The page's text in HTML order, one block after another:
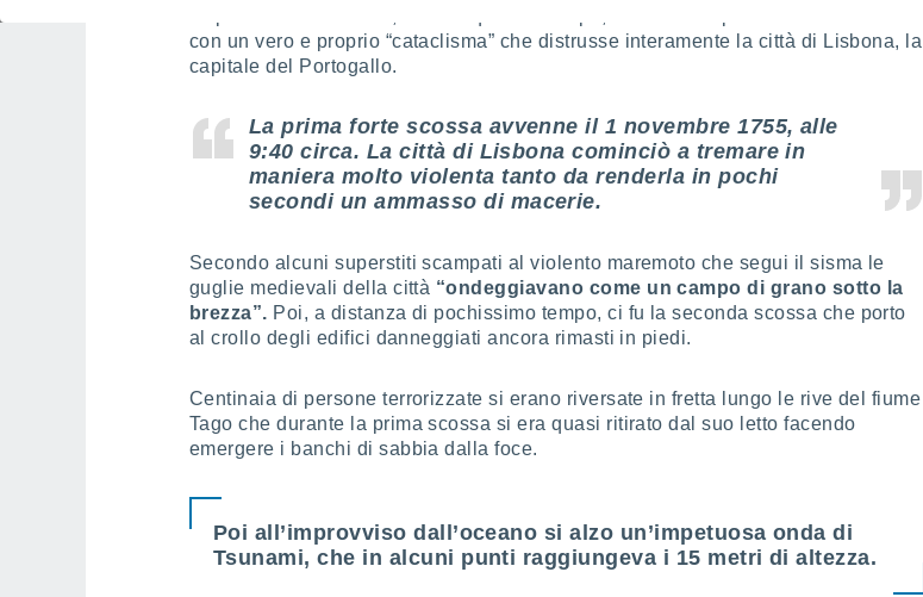
con un vero e proprio “cataclisma” che distrusse interamente la città di Lisbona, la
capitale del Portogallo.
La prima forte scossa avvenne il 1 novembre 1755, alle
9:40 circa. La città di Lisbona cominciò a tremare in
maniera molto violenta tanto da renderla in pochi
secondi un ammasso di macerie.
Secondo alcuni superstiti scampati al violento maremoto che segui il sisma le
guglie medievali della città “ondeggiavano come un campo di grano sotto la
brezza”. Poi, a distanza di pochissimo tempo, ci fu la seconda scossa che porto
al crollo degli edifici danneggiati ancora rimasti in piedi.
Centinaia di persone terrorizzate si erano riversate in fretta lungo le rive del fiume
Tago che durante la prima scossa si era quasi ritirato dal suo letto facendo
emergere i banchi di sabbia dalla foce.
Poi all’improvviso dall’oceano si alzo un’impetuosa onda di
Tsunami, che in alcuni punti raggiungeva i 15 metri di altezza.